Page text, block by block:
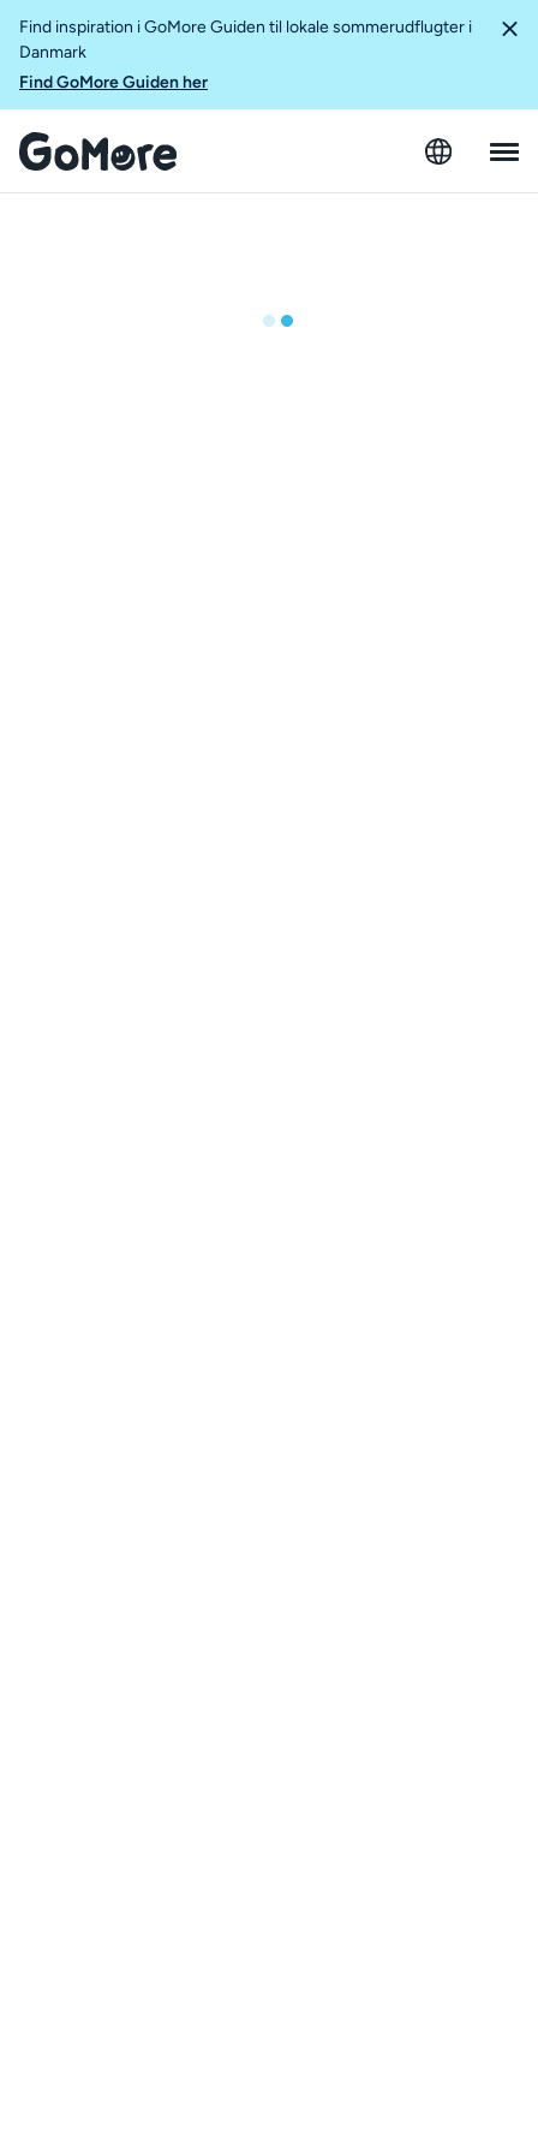
Find inspiration i GoMore Guiden til lokale sommerudflugter i
Danmark
Find GoMore Guiden her